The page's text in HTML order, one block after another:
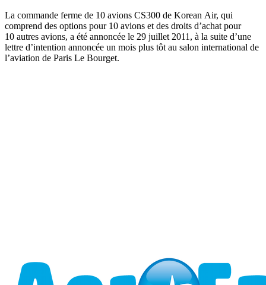
La commande ferme de 10 avions CS300 de Korean Air, qui
comprend des options pour 10 avions et des droits d’achat pour
10 autres avions, a été annoncée le 29 juillet 2011, à la suite d’une
lettre d’intention annoncée un mois plus tôt au salon international de
l’aviation de Paris Le Bourget.